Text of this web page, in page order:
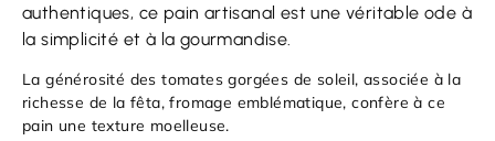
authentiques, ce pain artisanal est une véritable ode à
la simplicité et à la gourmandise.
La générosité des tomates gorgées de soleil, associée à la
richesse de la fêta, fromage emblématique, confère à ce
pain une texture moelleuse.